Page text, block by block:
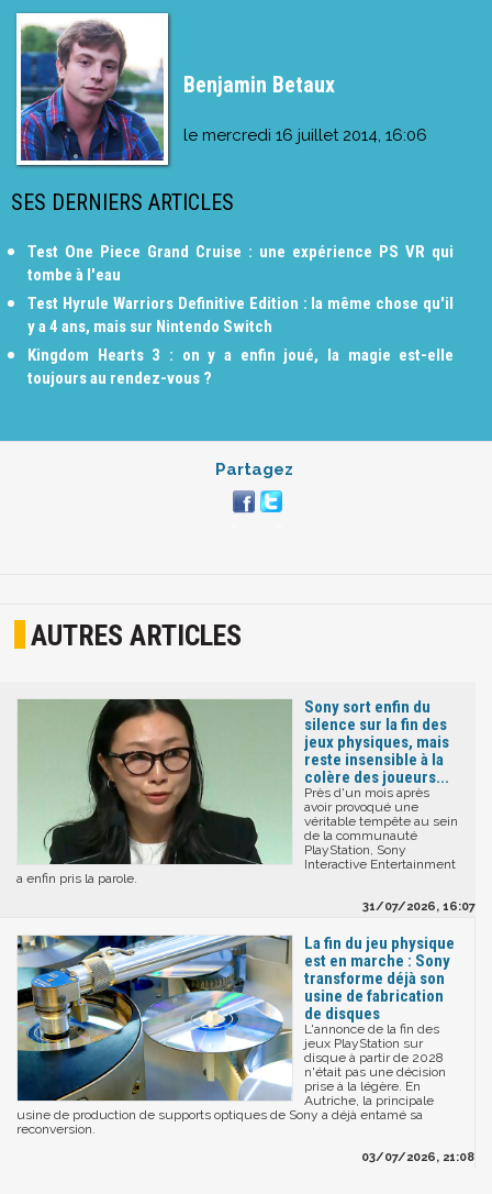
Benjamin Betaux
le mercredi 16 juillet 2014, 16:06
SES DERNIERS ARTICLES
Test One Piece Grand Cruise : une expérience PS VR qui
tombe à l'eau
Test Hyrule Warriors Definitive Edition : la même chose qu'il
y a 4 ans, mais sur Nintendo Switch
Kingdom Hearts 3 : on y a enfin joué, la magie est-elle
toujours au rendez-vous ?
Partagez
AUTRES ARTICLES
Sony sort enfin du
silence sur la fin des
jeux physiques, mais
reste insensible à la
colère des joueurs...
Près d'un mois après
avoir provoqué une
véritable tempête au sein
de la communauté
PlayStation, Sony
Interactive Entertainment
a enfin pris la parole.
31/07/2026, 16:07
La fin du jeu physique
est en marche : Sony
transforme déjà son
usine de fabrication
de disques
L'annonce de la fin des
jeux PlayStation sur
disque à partir de 2028
n'était pas une décision
prise à la légère. En
Autriche, la principale
usine de production de supports optiques de Sony a déjà entamé sa
reconversion.
03/07/2026, 21:08